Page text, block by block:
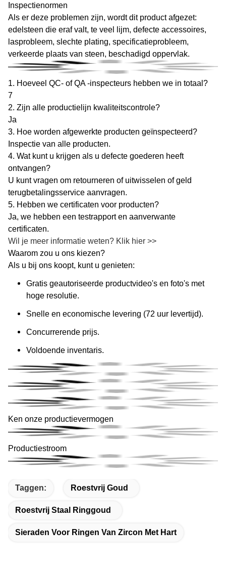
Inspectienormen
Als er deze problemen zijn, wordt dit product afgezet:
edelsteen die eraf valt, te veel lijm, defecte accessoires,
lasprobleem, slechte plating, specificatieprobleem,
verkeerde plaats van steen, beschadigd oppervlak.
1. Hoeveel QC- of QA -inspecteurs hebben we in totaal?
7
2. Zijn alle productielijn kwaliteitscontrole?
Ja
3. Hoe worden afgewerkte producten geïnspecteerd?
Inspectie van alle producten.
4. Wat kunt u krijgen als u defecte goederen heeft
ontvangen?
U kunt vragen om retourneren of uitwisselen of geld
terugbetalingsservice aanvragen.
5. Hebben we certificaten voor producten?
Ja, we hebben een testrapport en aanverwante
certificaten.
Wil je meer informatie weten? Klik hier >>
Waarom zou u ons kiezen?
Als u bij ons koopt, kunt u genieten:
Gratis geautoriseerde productvideo's en foto's met
hoge resolutie.
Snelle en economische levering (72 uur levertijd).
Concurrerende prijs.
Voldoende inventaris.
Ken onze productievermogen
Productiestroom
Taggen: Roestvrij Goud
Roestvrij Staal Ringgoud
Sieraden Voor Ringen Van Zircon Met Hart